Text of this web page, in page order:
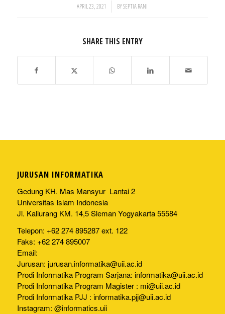
APRIL 23, 2021
/ BYSEPTIA RANI
SHARE THIS ENTRY
JURUSAN INFORMATIKA
Gedung KH. Mas Mansyur Lantai 2
Universitas Islam Indonesia
Jl. Kaliurang KM. 14,5 Sleman Yogyakarta 55584
Telepon: +62 274 895287 ext. 122
Faks: +62 274 895007
Email:
Jurusan: jurusan.informatika@uii.ac.id
Prodi Informatika Program Sarjana: informatika@uii.ac.id
Prodi Informatika Program Magister : mi@uii.ac.id
Prodi Informatika PJJ : informatika.pjj@uii.ac.id
Instagram: @informatics.uii